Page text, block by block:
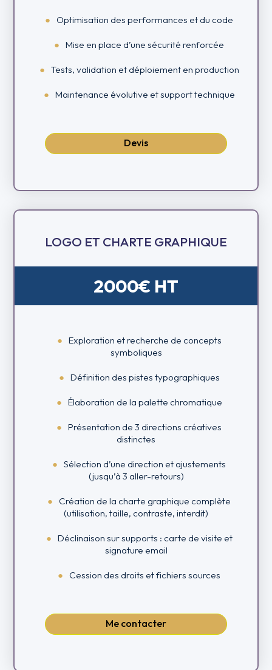
Optimisation des performances et du code
Mise en place d’une sécurité renforcée
Tests, validation et déploiement en production
Maintenance évolutive et support technique
Devis
LOGO ET CHARTE GRAPHIQUE
2000€ HT
Exploration et recherche de concepts
symboliques
Définition des pistes typographiques
Élaboration de la palette chromatique
Présentation de 3 directions créatives
distinctes
Sélection d’une direction et ajustements
(jusqu’à 3 aller-retours)
Création de la charte graphique complète
(utilisation, taille, contraste, interdit)
Déclinaison sur supports : carte de visite et
signature email
Cession des droits et fichiers sources
Me contacter